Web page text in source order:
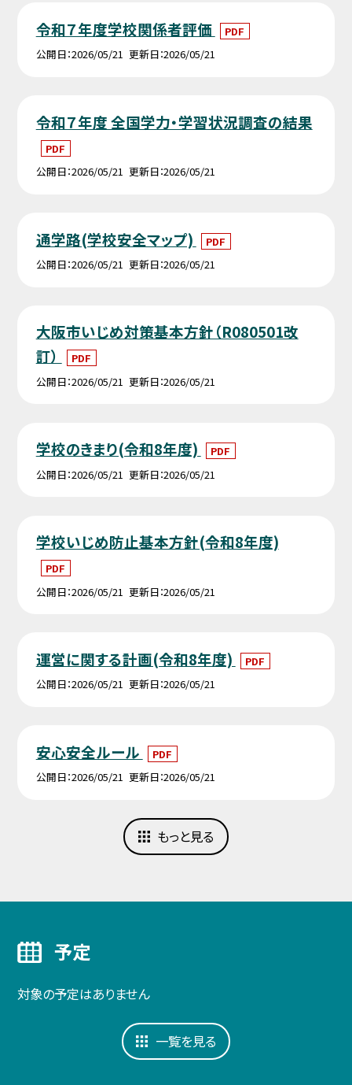
令和７年度学校関係者評価
PDF
公開日 2026/05/21 更新日 2026/05/21
令和７年度 全国学力・学習状況調査の結果
PDF
公開日 2026/05/21 更新日 2026/05/21
通学路(学校安全マップ)
PDF
公開日 2026/05/21 更新日 2026/05/21
大阪市いじめ対策基本方針（R080501改
訂）
PDF
公開日 2026/05/21 更新日 2026/05/21
学校のきまり(令和8年度)
PDF
公開日 2026/05/21 更新日 2026/05/21
学校いじめ防止基本方針(令和8年度)
PDF
公開日 2026/05/21 更新日 2026/05/21
運営に関する計画(令和8年度)
PDF
公開日 2026/05/21 更新日 2026/05/21
安心安全ルール
PDF
公開日 2026/05/21 更新日 2026/05/21
もっと見る
予定
対象の予定はありません
一覧を見る